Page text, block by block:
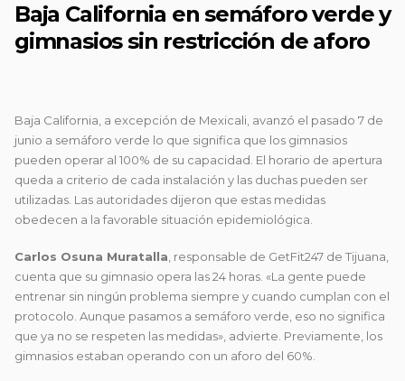
Baja California en semáforo verde y
gimnasios sin restricción de aforo
Baja California, a excepción de Mexicali, avanzó el pasado 7 de
junio a semáforo verde lo que significa que los gimnasios
pueden operar al 100% de su capacidad. El horario de apertura
queda a criterio de cada instalación y las duchas pueden ser
utilizadas. Las autoridades dijeron que estas medidas
obedecen a la favorable situación epidemiológica.
Carlos Osuna Muratalla , responsable de GetFit247 de Tijuana,
cuenta que su gimnasio opera las 24 horas. «La gente puede
entrenar sin ningún problema siempre y cuando cumplan con el
protocolo. Aunque pasamos a semáforo verde, eso no significa
que ya no se respeten las medidas», advierte. Previamente, los
gimnasios estaban operando con un aforo del 60%.